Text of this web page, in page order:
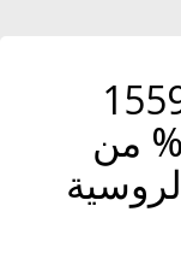
في اليوم 1559
للحرب: ما يقارب 40% من